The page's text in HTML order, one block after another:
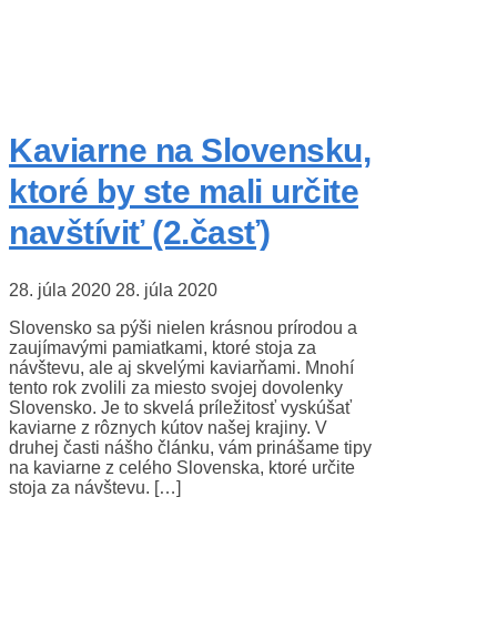
Kaviarne na Slovensku,
ktoré by ste mali určite
navštíviť (2.časť)
28. júla 2020 28. júla 2020
Slovensko sa pýši nielen krásnou prírodou a
zaujímavými pamiatkami, ktoré stoja za
návštevu, ale aj skvelými kaviarňami. Mnohí
tento rok zvolili za miesto svojej dovolenky
Slovensko. Je to skvelá príležitosť vyskúšať
kaviarne z rôznych kútov našej krajiny. V
druhej časti nášho článku, vám prinášame tipy
na kaviarne z celého Slovenska, ktoré určite
stoja za návštevu. […]